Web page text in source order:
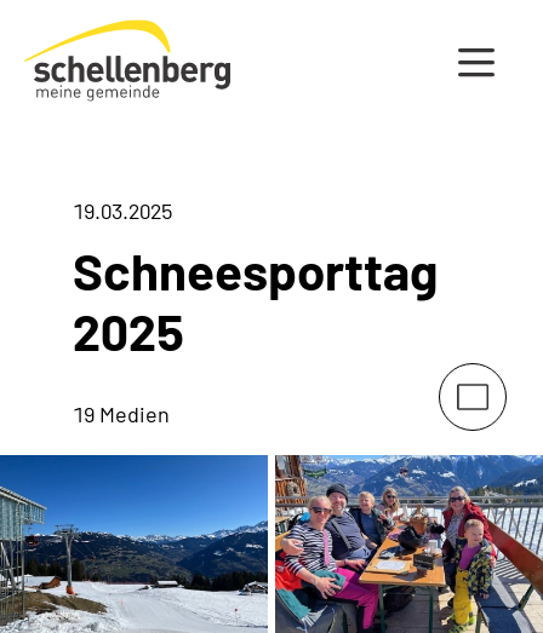
Gemeinde Schellenberg Startseite
19.03.2025
Schneesporttag
2025
19 Medien